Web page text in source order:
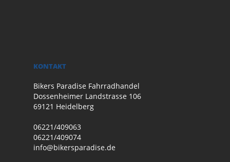
KONTAKT
Bikers Paradise Fahrradhandel
Dossenheimer Landstrasse 106
69121 Heidelberg
06221/409063
06221/409074
info@bikersparadise.de